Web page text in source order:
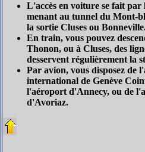
L'accès en voiture se fait
menant au tunnel du Mont-
la sortie Cluses ou
En train, vous pouvez
Thonon, ou à Cluses, des
desservent régulièrement la
Par avion, vous disposez de
international de Genève
l'aéroport d'Annecy, ou de
d'Avoriaz.